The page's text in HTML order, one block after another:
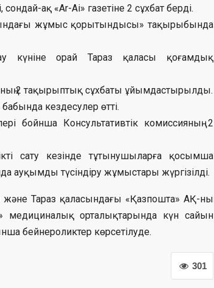
ақ «Ar-Ai» газетіне 2 сұхбат берді.
жұмыс қорытындысы» тақырыбында
күніне орай Тараз қаласы қоғамдық
2 тақырыптық сұхбаты ұйымдастырылды.
кездесулер өтті.
бойнша Консультативтік комиссияның 2
сату кезінде тұтынушыларға қосымша
ауқымды түсіндіру жұмыстары жүргізілді.
және Тараз қаласындағы «Қазпошта» АҚ-ның
орталықтарында күн сайын
бейнероликтер көрсетілуде.
301